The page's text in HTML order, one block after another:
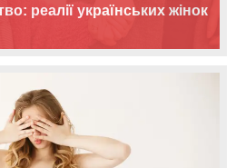
реалії українських жінок